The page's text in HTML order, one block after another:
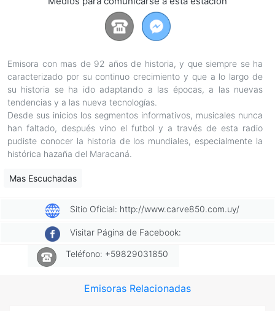
Emisora con mas de 92 años de historia, y que siempre se ha
caracterizado por su continuo crecimiento y que a lo largo de
su historia se ha ido adaptando a las épocas, a las nuevas
tendencias y a las nueva tecnologías.
Desde sus inicios los segmentos informativos, musicales nunca
han faltado, después vino el futbol y a través de esta radio
pudiste conocer la historia de los mundiales, especialmente la
histórica hazaña del Maracaná.
Mas Escuchadas
Sitio Oficial: http://www.carve850.com.uy/
Visitar Página de Facebook:
Teléfono: +59829031850
Emisoras Relacionadas